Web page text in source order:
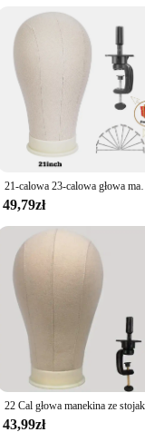
21-calowa 23-calowa głowa
49,79zł
43,99zł